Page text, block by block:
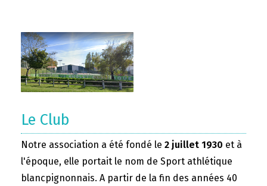
Le Club
Notre association a été fondé le 2 juillet 1930 et à
l'époque, elle portait le nom de Sport athlétique
blancpignonnais. A partir de la fin des années 40